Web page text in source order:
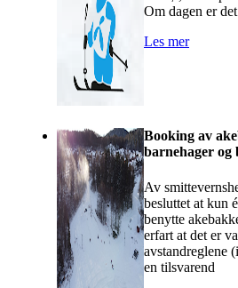
Om dagen er
Les mer
Booking av
barnehager og
Av
besluttet at kun
benytte
erfart at det er
avstandreglene
en tilsvarend